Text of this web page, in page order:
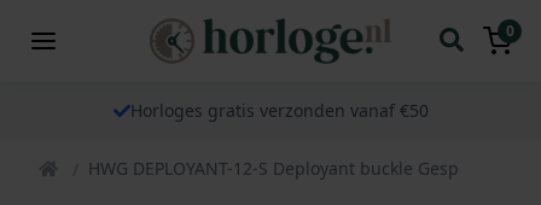
0
Horloges gratis verzonden vanaf €50
HWG DEPLOYANT-12-S Deployant buckle Gesp